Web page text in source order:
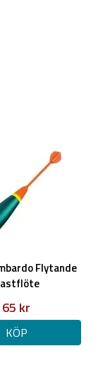
Flytande
65 kr
KÖP